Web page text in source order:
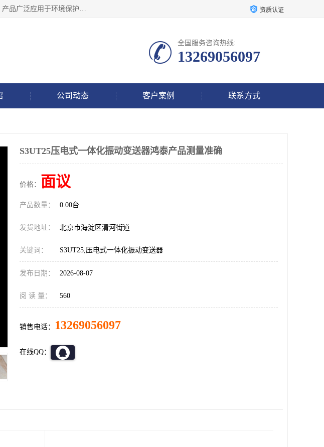
北京鸿泰顺达科技有限公司主要经营电子产品、机械设备、通讯设备、五金、交电等电子机械类产品；产品广泛应用于环境保护、石油化工、电力电子、冶金建筑、煤炭、农业、卫生防疫、教育科研等行业。并成功的与各地环境监测站、污水处理厂、卷烟厂、电厂、高校、科学院所、卫生防疫部门、煤矿、石化厂等用户建立了密切的合作关系。 资质认证
全国服务咨询热线:
13269056097
公司动态 客户案例 联系方式
S3UT25压电式一体化振动变送器鸿泰产品测量准确
价格： 面议
产品数量： 0.00台
发货地址： 北京市海淀区清河街道
关键词： S3UT25,压电式一体化振动变送器
发布日期： 2026-08-07
阅 读 量： 560
销售电话： 13269056097
在线QQ：